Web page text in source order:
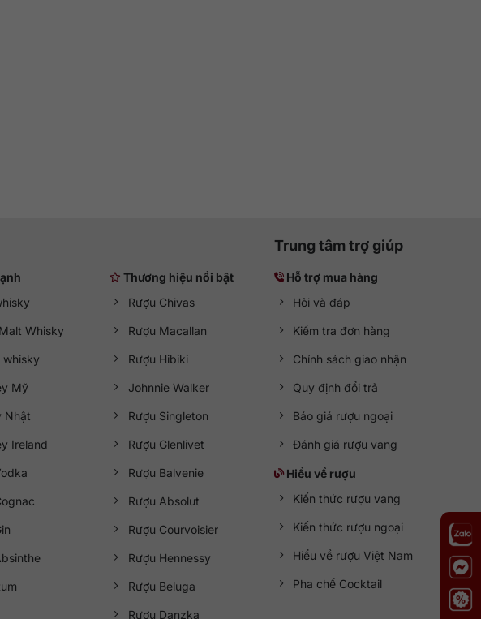
Whisky
whisky
Mỹ
Nhật
Ireland
Thương hiệu nổi bật
Rượu Chivas
Rượu Macallan
Rượu Hibiki
Johnnie Walker
Rượu Singleton
Rượu Glenlivet
Rượu Balvenie
Rượu Absolut
Rượu Courvoisier
Rượu Hennessy
Rượu Beluga
Rượu Danzka
Trung tâm trợ giúp
Hỗ trợ mua hàng
Hỏi và đáp
Kiểm tra đơn hàng
Chính sách giao nhận
Quy định đổi trả
Báo giá rượu ngoại
Đánh giá rượu vang
Hiểu về rượu
Kiến thức rượu vang
Kiến thức rượu ngoại
Hiểu về rượu Việt Nam
Pha chế Cocktail